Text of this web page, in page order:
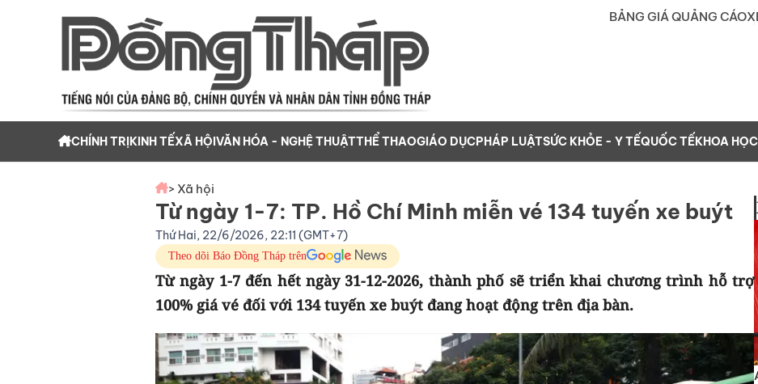
BẢNG GIÁ QUẢNG CÁO
CHÍNH TRỊKINH TẾXÃ HỘIVĂN HÓA - NGHỆ THUẬTTHỂ THAOGIÁO DỤCPHÁP LUẬTSỨC KHỎE - Y TẾQUỐC TẾKHOA HỌC
> Xã hội
Từ ngày 1-7: TP. Hồ Chí Minh miễn vé 134 tuyến xe buýt
Thứ Hai, 22/6/2026, 22:11 (GMT+7)
Theo dõi Báo Đồng Tháp trên
Từ ngày 1-7 đến hết ngày 31-12-2026, thành phố sẽ triển khai chương trình hỗ trợ
100% giá vé đối với 134 tuyến xe buýt đang hoạt động trên địa bàn.